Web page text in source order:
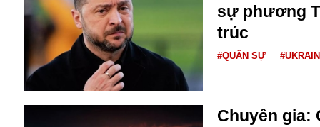
Diego Maradona
Di cư
Dòng chảy phương Bắc 1
Dải Gaza
Facebook
FED
Fansipan
F0
FLC
sự phương
trúc
#QUÂN SỰ
Chuyên gia: